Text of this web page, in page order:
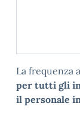
La frequenza
per tutti gli
il personale